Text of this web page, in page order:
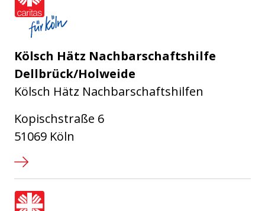
Kölsch Hätz Nachbarschaftshilfe
Dellbrück/Holweide
Kölsch Hätz Nachbarschaftshilfen
Kopischstraße 6
51069 Köln